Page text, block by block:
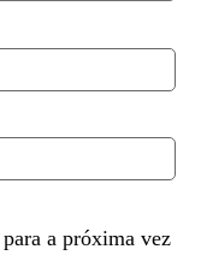
a próxima vez